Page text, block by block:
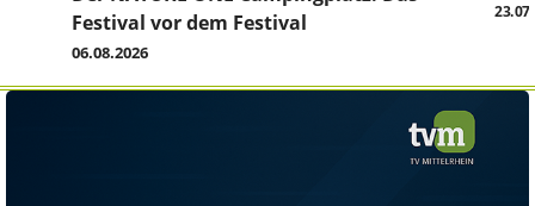
Festival vor dem Festival
06.08.2026